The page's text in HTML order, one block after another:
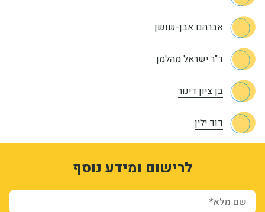
אברהם אבן-שושן
ד"ר ישראל מהלמן
בן ציון דינור
דוד ילין
לרישום ומידע נוסף
שם מלא*
UvCBlXQDmdXiXpLUxMGnHyMbJE-2adePKDtdkvo3MF0
kBqw53LWFwG772laCBm51wHNwU9nkdOYuP2GuRtVn04